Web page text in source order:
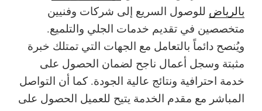
بالرياض للوصول السريع إلى شركات وفنيين
متخصصين في تقديم خدمات الجلي والتلميع.
ويُنصح دائماً بالتعامل مع الجهات التي تمتلك خبرة
مثبتة وسجل أعمال ناجح لضمان الحصول على
خدمة احترافية ونتائج عالية الجودة. كما أن التواصل
المباشر مع مقدم الخدمة يتيح للعميل الحصول على